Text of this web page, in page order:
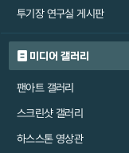
투기장 연구실 게시판
미디어 갤러리
팬아트 갤러리
스크린샷 갤러리
하스스톤 영상관